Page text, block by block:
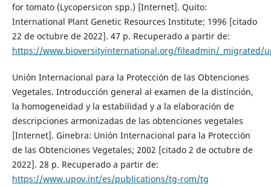
for tomato (Lycopersicon spp.) [Internet]. Quito:
International Plant Genetic Resources Institute; 1996 [citado
22 de octubre de 2022]. 47 p. Recuperado a partir de:
https://www.bioversityinternational.org/fileadmin/_migrated/
Unión Internacional para la Protección de las Obtenciones
Vegetales. Introducción general al examen de la distinción,
la homogeneidad y la estabilidad y a la elaboración de
descripciones armonizadas de las obtenciones vegetales
[Internet]. Ginebra: Unión Internacional para la Protección
de las Obtenciones Vegetales; 2002 [citado 2 de octubre de
2022]. 28 p. Recuperado a partir de:
https://www.upov.int/es/publications/tg-rom/tg